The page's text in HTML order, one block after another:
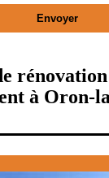
à Oron-